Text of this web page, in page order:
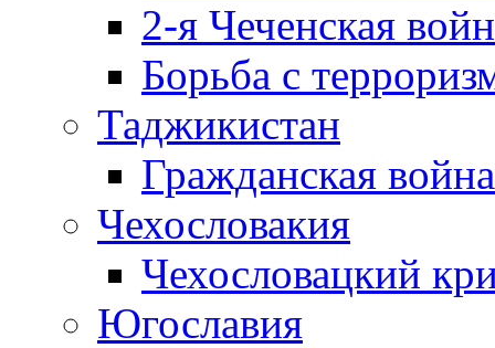
2-я Чеченская
Борьба с
Таджикистан
Гражданская
Чехословакия
Чехословацкий
Югославия